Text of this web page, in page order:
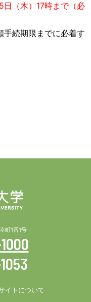
（木）17時まで（必
続期限までに必着す
町1番1号
イトについて